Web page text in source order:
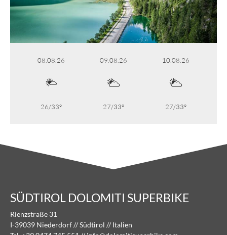
08.08.26 09.08.26 10.08.26
26/33° 27/33° 27/33°
SÜDTIROL DOLOMITI SUPERBIKE
Rienzstraße 31
I-39039 Niederdorf // Südtirol // Italien